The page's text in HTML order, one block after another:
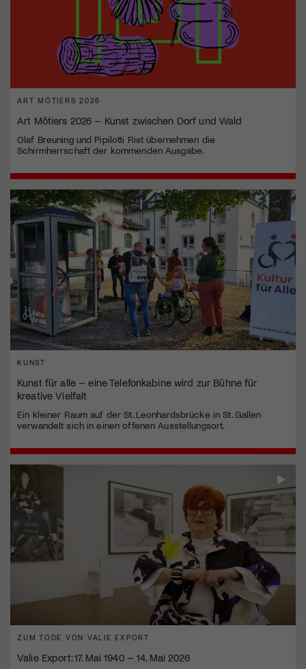
ART MÔTIERS 2026
Art Môtiers 2026 – Kunst zwischen Dorf und Wald
Olaf Breuning und Pipilotti Rist übernehmen die
Schirmherrschaft der kommenden Ausgabe.
KUNST
Kunst für alle – eine Telefonkabine wird zur Bühne für
kreative Vielfalt
Ein kleiner Raum auf der St. Leonhardsbrücke in St. Gallen
verwandelt sich in einen offenen Ausstellungsort.
ZUM TODE VON VALIE EXPORT
Valie Export: 17. Mai 1940 – 14. Mai 2026